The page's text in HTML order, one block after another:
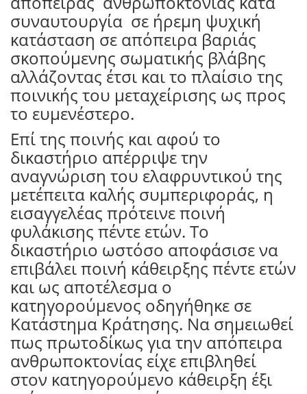
συναυτουργία σε ήρεμη ψυχική
κατάσταση σε απόπειρα βαριάς
σκοπούμενης σωματικής βλάβης
αλλάζοντας έτσι και το πλαίσιο της
ποινικής του μεταχείρισης ως προς
το ευμενέστερο.
Επί της ποινής και αφού το
δικαστήριο απέρριψε την
αναγνώριση του ελαφρυντικού της
μετέπειτα καλής συμπεριφοράς, η
εισαγγελέας πρότεινε ποινή
φυλάκισης πέντε ετών. Το
δικαστήριο ωστόσο αποφάσισε να
επιβάλει ποινή κάθειρξης πέντε ετών
και ως αποτέλεσμα ο
κατηγορούμενος οδηγήθηκε σε
Κατάστημα Κράτησης. Να σημειωθεί
πως πρωτοδίκως για την απόπειρα
ανθρωποκτονίας είχε επιβληθεί
στον κατηγορούμενο κάθειρξη έξι